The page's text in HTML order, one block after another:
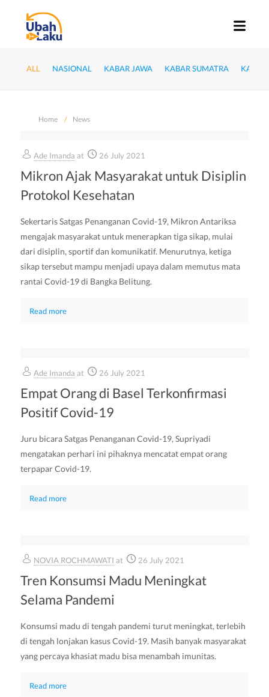
ALL NASIONAL KABAR JAWA KABAR SUMATRA
Home News
Ade Imanda at 26 July 2021
Mikron Ajak Masyarakat untuk Disiplin
Protokol Kesehatan
Sekertaris Satgas Penanganan Covid-19, Mikron Antariksa
mengajak masyarakat untuk menerapkan tiga sikap, mulai
dari disiplin, sportif dan komunikatif. Menurutnya, ketiga
sikap tersebut mampu menjadi upaya dalam memutus mata
rantai Covid-19 di Bangka Belitung.
Read more
Ade Imanda at 26 July 2021
Empat Orang di Basel Terkonfirmasi
Positif Covid-19
Juru bicara Satgas Penanganan Covid-19, Supriyadi
mengatakan perhari ini pihaknya mencatat empat orang
terpapar Covid-19.
Read more
NOVIA ROCHMAWATI at 26 July 2021
Tren Konsumsi Madu Meningkat
Selama Pandemi
Konsumsi madu di tengah pandemi turut meningkat, terlebih
di tengah lonjakan kasus Covid-19. Masih banyak masyarakat
yang percaya khasiat madu bisa menambah imunitas.
Read more